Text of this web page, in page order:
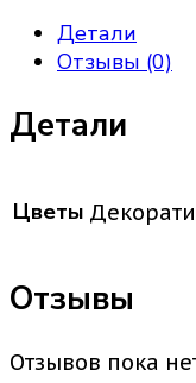
Детали
Отзывы (0)
Детали
Цветы
Отзывы
Отзывов пока